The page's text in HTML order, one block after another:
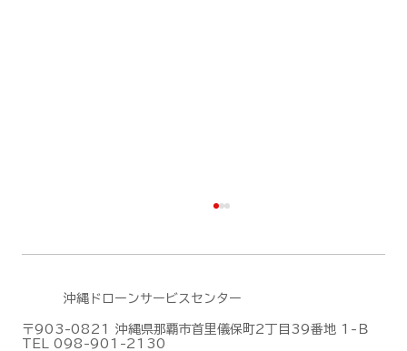
沖縄ドローンサービスセンター
〒903-0821 沖縄県那覇市首里儀保町2丁目39番地 1-Ｂ
TEL 098-901-2130